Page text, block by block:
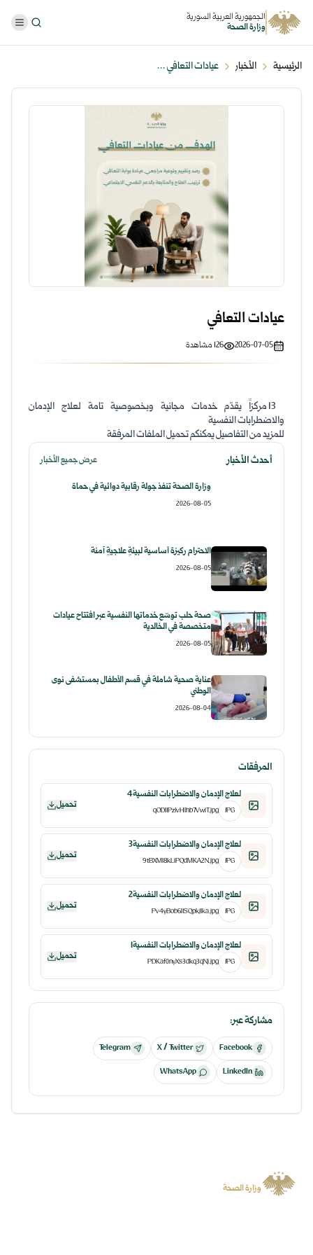
الجمهورية العربية السورية
وزارة الصحة
الرئيسية الأخبار عيادات التعافي ...
أحدث الأخبار عرض جميع الأخبار
وزارة الصحة تنفذ جولة رقابية دوائية في حماة
2026-08-05
الاحترام ركيزة أساسية لبيئةٍ علاجيةٍ آمنة
2026-08-05
صحة حلب توسّع خدماتها النفسية عبر افتتاح عيادات
متخصصة في الخالدية
2026-08-05
عناية صحية شاملة في قسم الأطفال بمستشفى نوى
الوطني
2026-08-04
المرفقات
لعلاج الإدمان والاضطرابات النفسية4
JPG
qODI1Pz1vHlhb7VwiT.jpg تحميل
لعلاج الإدمان والاضطرابات النفسية3
JPG
9tBXMI8kLiPQdMKA2N.jpg تحميل
لعلاج الإدمان والاضطرابات النفسية2
JPG
Pv4yBob6l1SQpkjIka.jpg تحميل
لعلاج الإدمان والاضطرابات النفسية1
JPG
PDKaf0nyXs3dkq3qNj.jpg تحميل
مشاركة عبر:
Facebook
X / Twitter
Telegram
LinkedIn
WhatsApp
عيادات التعافي
2026-07-05
126 مشاهدة
13 مركزاً يقدّم خدمات مجانية وبخصوصية تامة لعلاج الإدمان
والاضطرابات النفسية
للمزيد من التفاصيل يمكنكم تحميل الملفات المرفقة
وزارة الصحة